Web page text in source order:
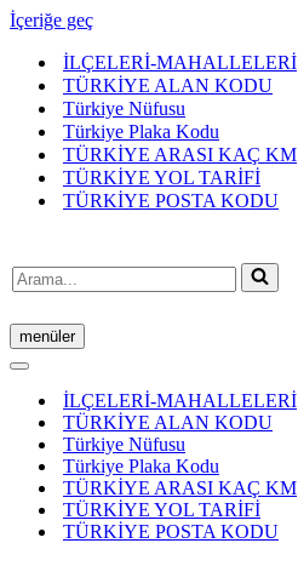
İçeriğe geç
İLÇELERİ-MAHALLELERİ
TÜRKİYE ALAN KODU
Türkiye Nüfusu
Türkiye Plaka Kodu
TÜRKİYE ARASI KAÇ KM
TÜRKİYE YOL TARİFİ
TÜRKİYE POSTA KODU
Arama...
menüler
Dolaşım
Dolaşım
menüsüİLÇELERİ-MAHALLELERİ
TÜRKİYE ALAN KODU
Türkiye Nüfusu
Türkiye Plaka Kodu
TÜRKİYE ARASI KAÇ KM
TÜRKİYE YOL TARİFİ
TÜRKİYE POSTA KODU